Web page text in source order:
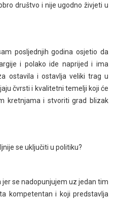
društvo i nije ugodno živjeti u
posljednjih godina osjetio da
i polako ide naprijed i ima
ostavila i ostavlja veliki trag u
čvrsti i kvalitetni temelji koji će
kretnjama i stvoriti grad blizak
se uključiti u politiku?
jer se nadopunjujem uz jedan tim
kompetentan i koji predstavlja